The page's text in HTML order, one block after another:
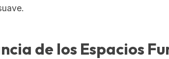
de los Espacios